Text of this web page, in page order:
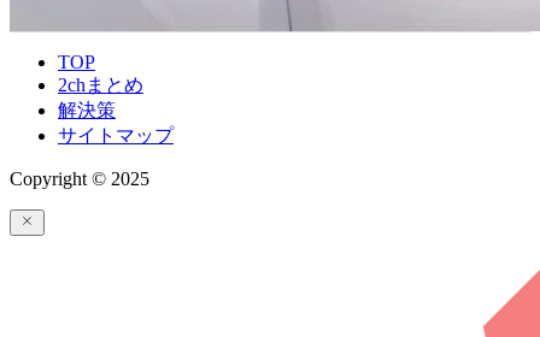
TOP
2chまとめ
解決策
サイトマップ
Copyright © 2025